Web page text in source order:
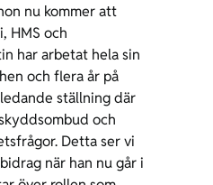
nu kommer att
HMS och
har arbetat hela sin
och flera år på
ställning där
och
Detta ser vi
när han nu går i